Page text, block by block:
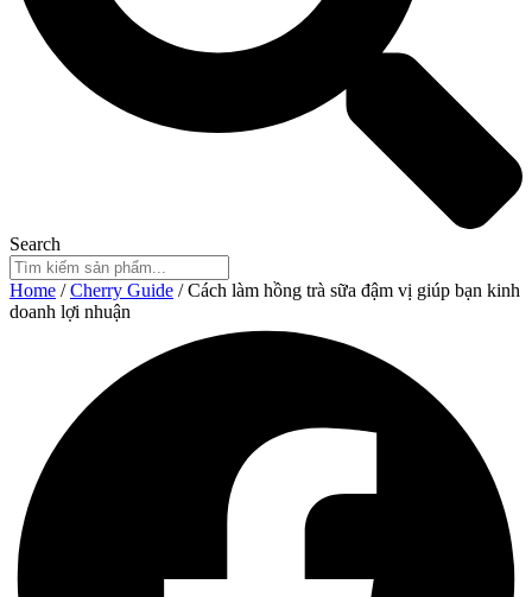
Search
Home /Cherry Guide / Cách làm hồng trà sữa đậm vị giúp bạn kinh
doanh lợi nhuận